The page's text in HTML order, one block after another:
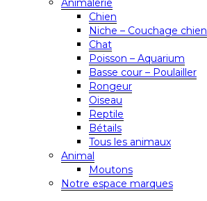
Animalerie
Chien
Niche – Couchage chien
Chat
Poisson – Aquarium
Basse cour – Poulailler
Rongeur
Oiseau
Reptile
Bétails
Tous les animaux
Animal
Moutons
Notre espace marques